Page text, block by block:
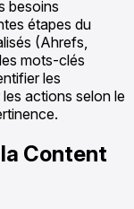
besoins
étapes du
(Ahrefs,
mots-clés
les
actions selon le
Content